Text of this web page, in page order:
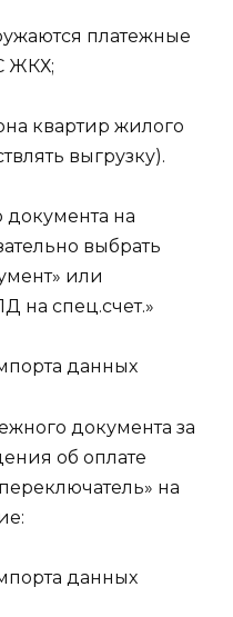
платежные
ЖКХ;
квартир жилого
выгрузку).
на
выбрать
или
на спец.счет.»
документа за
об оплате
на